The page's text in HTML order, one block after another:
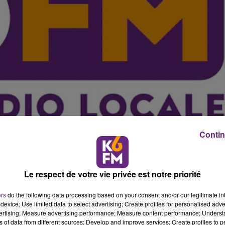
une troisième antenne en Côte-d'Or. Réunis à
cinquantaine de Dijonnais ce mercredi soir.
en ligne met en relation les producteurs et
Le respect de votre vie privée est notre priorité
do the following data processing based on your consent and/or our legitimate
Use limited data to select advertising; Create profiles for personalised
Measure advertising performance; Measure content performance;
of data from different sources; Develop and improve services; Create profiles to